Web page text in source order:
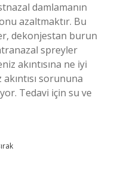
damlamanın
azaltmaktır. Bu
dekonjestan burun
spreyler
akıntısına ne iyi
sorununa
Tedavi için su ve